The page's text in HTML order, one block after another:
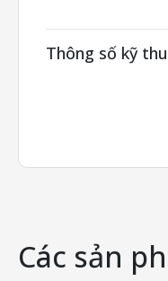
Thông số kỹ
Các sản